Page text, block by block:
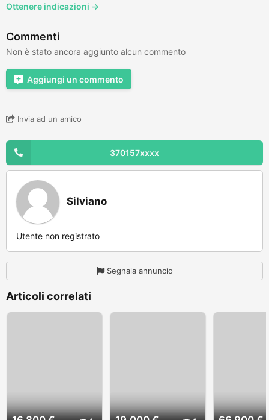
Ottenere indicazioni →
Commenti
Non è stato ancora aggiunto alcun commento
Aggiungi un commento
Invia ad un amico
370157xxxx
Silviano
Utente non registrato
Segnala annuncio
Articoli correlati